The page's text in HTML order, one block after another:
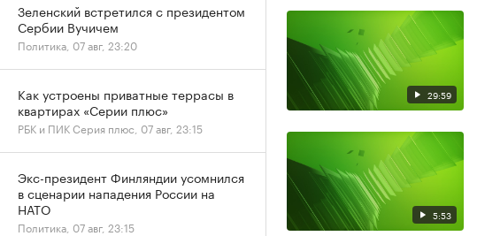
29:59
5:53
Зеленский встретился с президентом
Сербии Вучичем
Политика, 07 авг, 23:20
Как устроены приватные террасы в
квартирах «Серии плюс»
РБК и ПИК Серия плюс, 07 авг, 23:15
Экс-президент Финляндии усомнился
в сценарии нападения России на
НАТО
Политика, 07 авг, 23:15